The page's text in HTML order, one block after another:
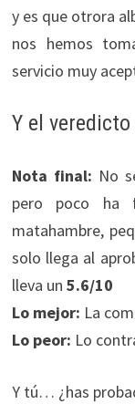
y es que otrora
nos hemos
servicio muy
Y el
Nota final: No
pero poco ha
matahambre,
solo llega al
lleva un 5.6/10
Lo mejor: La
Lo peor: Lo
Y tú… ¿has